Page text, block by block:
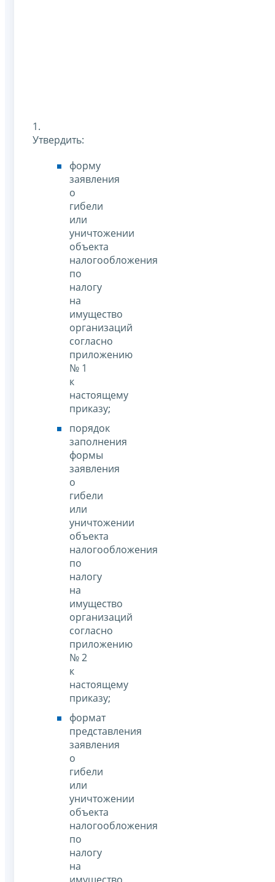
1.
Утвердить:
форму
заявления
о
гибели
или
уничтожении
объекта
налогообложения
по
налогу
на
имущество
организаций
согласно
приложению
№ 1
к
настоящему
приказу;
порядок
заполнения
формы
заявления
о
гибели
или
уничтожении
объекта
налогообложения
по
налогу
на
имущество
организаций
согласно
приложению
№ 2
к
настоящему
приказу;
формат
представления
заявления
о
гибели
или
уничтожении
объекта
налогообложения
по
налогу
на